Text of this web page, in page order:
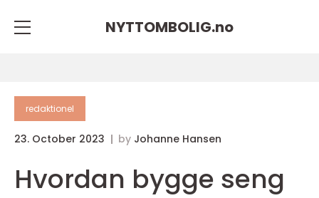
NYTTOMBOLIG.no
redaktionel
23. October 2023 by Johanne Hansen
Hvordan bygge seng